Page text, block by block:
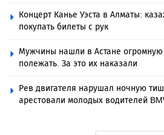
Концерт Канье Уэста в Алматы:
покупать билеты с рук
Мужчины нашли в Астане
полежать. За это их наказали
Рев двигателя нарушал ночную
арестовали молодых водителей